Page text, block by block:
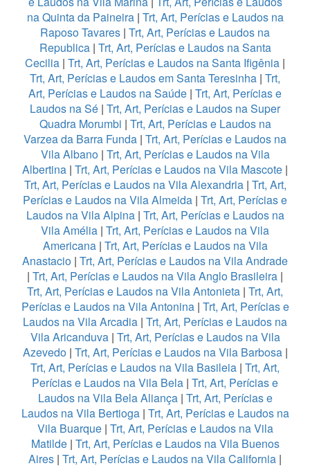
na Quinta da Paineira| Trt, Art, Perícias e Laudos na
Raposo Tavares | Trt, Art, Perícias e Laudos na
Republica| Trt, Art, Perícias e Laudos na Santa
Cecilia | Trt, Art, Perícias e Laudos na Santa Ifigênia |
Trt, Art, Perícias e Laudos em Santa Teresinha | Trt,
Art, Perícias e Laudos na Saúde | Trt, Art, Perícias e
Laudos na Sé | Trt, Art, Perícias e Laudos na Super
Quadra Morumbi | Trt, Art, Perícias e Laudos na
Varzea da Barra Funda | Trt, Art, Perícias e Laudos na
Vila Albano| Trt, Art, Perícias e Laudos na Vila
Albertina | Trt, Art, Perícias e Laudos na Vila Mascote |
Trt, Art, Perícias e Laudos na Vila Alexandria| Trt, Art,
Perícias e Laudos na Vila Almeida | Trt, Art, Perícias e
Laudos na Vila Alpina | Trt, Art, Perícias e Laudos na
Vila Amélia | Trt, Art, Perícias e Laudos na Vila
Americana| Trt, Art, Perícias e Laudos na Vila
Anastacio | Trt, Art, Perícias e Laudos na Vila Andrade
| Trt, Art, Perícias e Laudos na Vila Anglo Brasileira |
Trt, Art, Perícias e Laudos na Vila Antonieta | Trt, Art,
Perícias e Laudos na Vila Antonina| Trt, Art, Perícias e
Laudos na Vila Arcadia | Trt, Art, Perícias e Laudos na
Vila Aricanduva| Trt, Art, Perícias e Laudos na Vila
Azevedo| Trt, Art, Perícias e Laudos na Vila Barbosa|
Trt, Art, Perícias e Laudos na Vila Basileia | Trt, Art,
Perícias e Laudos na Vila Bela | Trt, Art, Perícias e
Laudos na Vila Bela Aliança| Trt, Art, Perícias e
Laudos na Vila Bertioga| Trt, Art, Perícias e Laudos na
Vila Buarque| Trt, Art, Perícias e Laudos na Vila
Matilde| Trt, Art, Perícias e Laudos na Vila Buenos
Aires | Trt, Art, Perícias e Laudos na Vila California |